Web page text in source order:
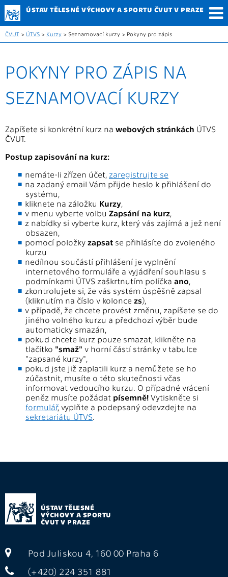
ÚSTAV TĚLESNÉ VÝCHOVY A SPORTU ČVUT V PRAZE
ČVUT > ÚTVS > Kurzy > Seznamovací kurzy > Pokyny pro zápis
POKYNY PRO ZÁPIS NA
SEZNAMOVACÍ KURZY
Zapíšete si konkrétní kurz na webových stránkách ÚTVS
ČVUT.
Postup zapisování na kurz:
nemáte-li zřízen účet, zaregistrujte se
na zadaný email Vám přijde heslo k přihlášení do
systému,
kliknete na záložku Kurzy,
v menu vyberte volbu Zapsání na kurz,
z nabídky si vyberte kurz, který vás zajímá a jež není
obsazen,
pomocí položky zapsat se přihlásíte do zvoleného
kurzu
nedílnou součástí přihlášení je vyplnění
internetového formuláře a vyjádření souhlasu s
podmínkami ÚTVS zaškrtnutím políčka ano,
zkontrolujete si, že vás systém úspěšně zapsal
(kliknutím na číslo v kolonce zs),
v případě, že chcete provést změnu, zapíšete se do
jiného volného kurzu a předchozí výběr bude
automaticky smazán,
pokud chcete kurz pouze smazat, klikněte na
tlačítko "smaž" v horní částí stránky v tabulce
"zapsané kurzy",
pokud jste již zaplatili kurz a nemůžete se ho
zúčastnit, musíte o této skutečnosti včas
informovat vedoucího kurzu. O případné vrácení
peněz musíte požádat písemně! Vytiskněte si
formulář, vyplňte a podepsaný odevzdejte na
sekretariátu ÚTVS.
ÚSTAV TĚLESNÉ
VÝCHOVY A SPORTU
ČVUT V PRAZE
Pod Juliskou 4, 160 00 Praha 6
(+420) 224 351 881